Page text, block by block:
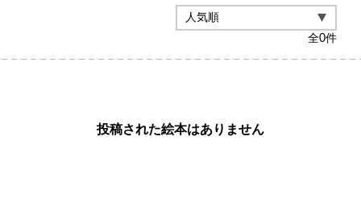
全0件
投稿された絵本はありません